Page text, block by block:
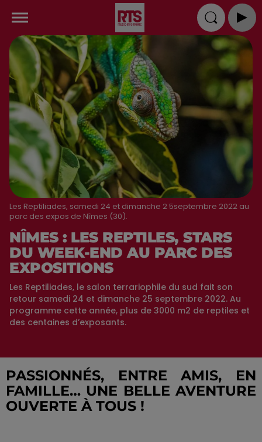
Les Reptiliades, samedi 24 et dimanche 2 5septembre 2022 au
parc des expos de Nîmes (30).
NÎMES : LES REPTILES, STARS
DU WEEK-END AU PARC DES
EXPOSITIONS
Les Reptiliades, le salon terrariophile du sud fait son
retour samedi 24 et dimanche 25 septembre 2022. Au
programme cette année, plus de 3000 m2 de reptiles et
des centaines d’exposants.
PASSIONNÉS, ENTRE AMIS, EN
FAMILLE… UNE BELLE AVENTURE
OUVERTE À TOUS !